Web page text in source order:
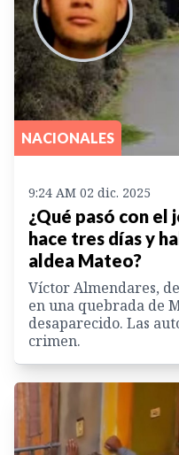
NACIONALES
9:24 AM 02 dic. 2025
¿Qué pasó con el
hace tres días y
aldea Mateo?
Víctor Almendares,
en una quebrada de
desaparecido. Las
crimen.